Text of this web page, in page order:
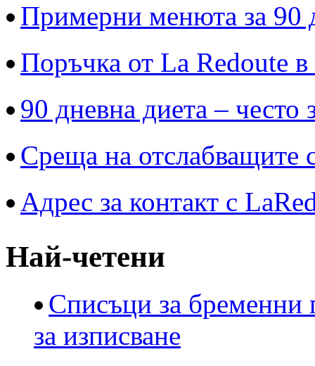
Примерни менюта за 90
Поръчка от La Redoute
90 дневна диета – често
Среща на отслабващите
Адрес за контакт с
Най-четени
Списъци за бременни
за изписване